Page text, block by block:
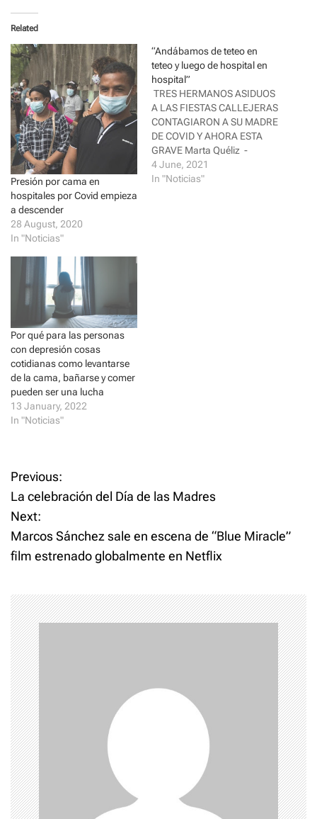
t
o
s
a
n
T
w
i
t
t
e
r
(
O
p
e
n
s
i
n
n
e
a
r
o
n
F
a
c
e
b
o
o
k
(
O
p
e
i
i
n
d
o
w
)
Related
Presión por cama en
hospitales por Covid empieza
a descender
28 August, 2020
In "Noticias"
“Andábamos de teteo en
teteo y luego de hospital en
hospital”
TRES HERMANOS ASIDUOS
A LAS FIESTAS CALLEJERAS
CONTAGIARON A SU MADRE
DE COVID Y AHORA ESTA
GRAVE Marta Quéliz -
Listín Diario Santo Domingo.-
Tres días duraron Sonia y
4 June, 2021
In "Noticias"
Por qué para las personas
con depresión cosas
cotidianas como levantarse
de la cama, bañarse y comer
pueden ser una lucha
13 January, 2022
In "Noticias"
P
o
s
n
a
v
i
g
a
t
Previous:
La celebración del Día de las Madres
Next:
Marcos Sánchez sale en escena de “Blue Miracle”
film estrenado globalmente en Netflix